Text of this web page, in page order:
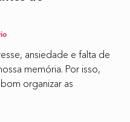
ansiedade e falta de
memória. Por isso,
organizar as